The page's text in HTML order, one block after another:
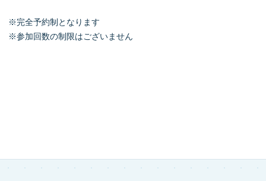
※完全予約制となります
※参加回数の制限はございません